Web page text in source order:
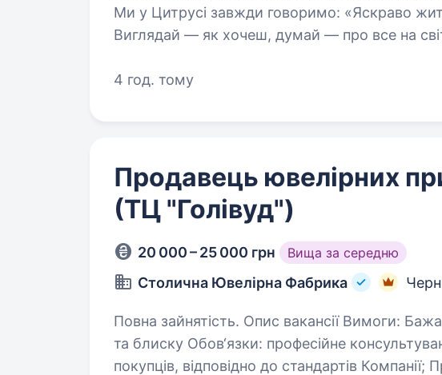
Ми у Цитрусі завжди говоримо: «Яскраво
Виглядай — як хочеш, думай — про все на
Запрошуємо…
4 год. тому
Продавець ювелірних
(ТЦ "Голівуд")
20 000 – 25 000 грн Вища за середню
Столична Ювелірна Фабрика
Повна зайнятість. Опис вакансії Вимоги: Бажання працювати в сфері краси
та блиску Обов‘язки: професійне консультування і обслуговування
покупців, відповідно до стандартів Компанії; Продаж ювелірних виробів;